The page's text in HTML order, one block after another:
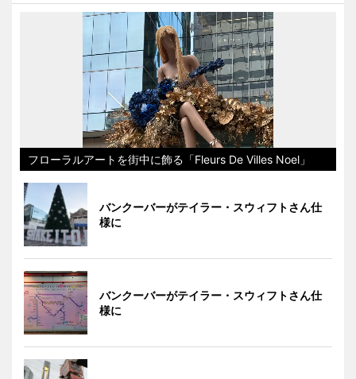
フローラルアートを街中に飾る「Fleurs De Villes Noel」
バンクーバーがテイラー・スウィフトさん仕
様に
バンクーバーがテイラー・スウィフトさん仕
様に